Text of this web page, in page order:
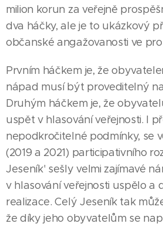
milion korun za veřejně
dva háčky, ale je to ukázkový
občanské angažovanosti ve
Prvním háčkem je, že
nápad musí být proveditelný
Druhým háčkem je, že
uspět v hlasování veřejnosti. I
nepodkročitelné podmínky, se
(2019 a 2021) participativního
Jeseník' sešly velmi zajímavé
v hlasování veřejnosti uspělo a
realizace. Celý Jeseník tak
že díky jeho obyvatelům se